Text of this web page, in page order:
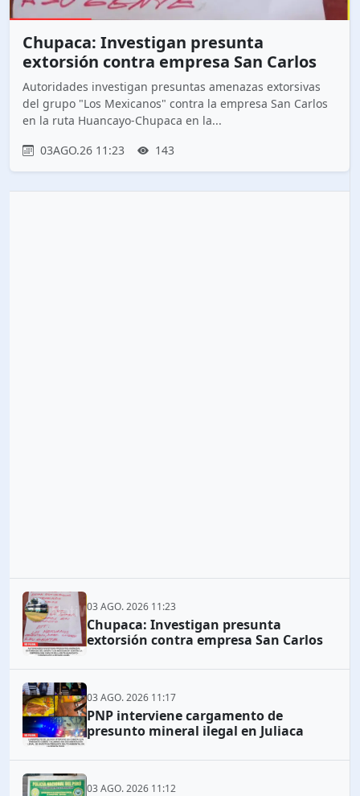
Chupaca: Investigan presunta
extorsión contra empresa San Carlos
Autoridades investigan presuntas amenazas extorsivas
del grupo "Los Mexicanos" contra la empresa San Carlos
en la ruta Huancayo-Chupaca en la...
03AGO.26 11:23
143
03 AGO. 2026 11:23
Chupaca: Investigan presunta
extorsión contra empresa San Carlos
03 AGO. 2026 11:17
PNP interviene cargamento de
presunto mineral ilegal en Juliaca
03 AGO. 2026 11:12